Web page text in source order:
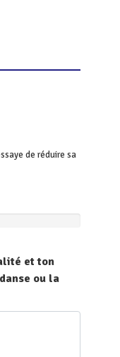
de réduire sa
et ton
ou la